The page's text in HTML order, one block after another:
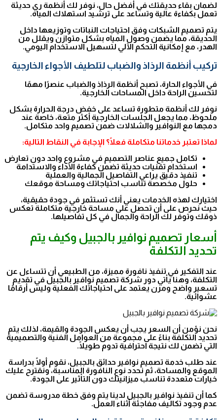
لضمان بقاء حديقتك في أفضل حال، نوفر لك أنظمة ري حديثة
تعمل بكفاءة عالية وتساعد على ترشيد استهلاك المياه.
يتم تصميم الشبكات وفق احتياجات النباتات وتوزيعها داخل
الحديقة، مما يضمن وصول المياه بشكل متوازن ويقلل من
الهدر، مع إمكانية التحكم الآلي لتسهيل الاستخدام اليومي.
تركيب أنظمة الرذاذ والضباب لتلطيف الأجواء الخارجية
في الأجواء الحارة، تصبح أنظمة الرذاذ والضباب عنصرًا مهمًا
لتحسين الراحة داخل المساحات الخارجية.
نوفر لك أنظمة متطورة تساعد على خفض درجة الحرارة بشكل
ملحوظ، مما يجعل الجلسات الخارجية أكثر متعة، خاصة عند
دمجها مع النوافير والشلالات ضمن تصميم واحد متكامل.
لماذا تعتبر خدماتنا متكاملة فعلًا؟ الإجابة في النقاط التالية:
تكامل جميع عناصر التصميم في مشروع واحد دون تعارض
استخدام تقنيات حديثة تضمن كفاءة الأداء والاستدامة
تنفيذ دقيق يراعي التفاصيل الجمالية والعملية
حلول مخصصة تناسب احتياجاتك ومساحة موقعك
اختيارك لهذه الخدمات يعني أنك تستثمر في جودة حقيقية،
حيث نحرص على أن تحصل على مساحة خارجية متكاملة تعكس
ذوقك وتوفر لك الراحة والجمال في كل تفاصيلها.
أسعار تصميم نوافير بالجبيل وكيف يتم
تحديد التكلفة
عند التفكير في تنفيذ نافورة مميزة، من الطبيعي أن تتساءل عن
التكلفة، وهنا يأتي دور شركة تصميم نوافير بالجبيل في تقديم
تسعير واضح ومرن يعتمد على احتياجاتك الفعلية وليس أرقامًا
عشوائية.
نحن نؤمن أن السعر يجب أن يعكس الجودة والقيمة، لذلك يتم
تحديد التكلفة بناءً على مجموعة من العوامل الفنية والتصميمية
التي تضمن لك نتيجة احترافية تدوم طويلًا.
عند طلب خدمة تصميم نوافير حدائق بالجبيل، نقوم أولًا بدراسة
الموقع والمساحة، ثم نحدد نوع النافورة المناسبة، ونقترح عليك
خيارات متعددة تناسب ميزانيتك دون التأثير على الجودة.
كما أن تنفيذ نوافير بالجبيل لدينا يتم وفق خطة مدروسة تضمن
عدم وجود تكاليف مفاجئة أثناء العمل.